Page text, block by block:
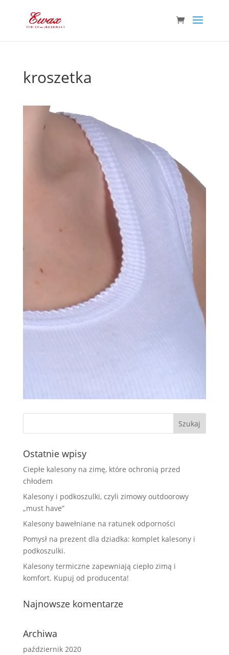
kroszetka
Ostatnie wpisy
Ciepłe kalesony na zimę, które ochronią przed
chłodem
Kalesony i podkoszulki, czyli zimowy outdoorowy
„must have”
Kalesony bawełniane na ratunek odporności
Pomysł na prezent dla dziadka: komplet kalesony i
podkoszulki.
Kalesony termiczne zapewniają ciepło zimą i
komfort. Kupuj od producenta!
Najnowsze komentarze
Archiwa
październik 2020